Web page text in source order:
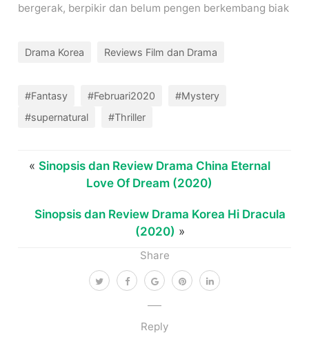
Share
Reply
bergerak, berpikir dan belum pengen berkembang biak
Drama Korea Reviews Film dan Drama
#Fantasy #Februari2020
#Mystery
#supernatural
#Thriller
« Sinopsis dan Review Drama China Eternal
Love Of Dream (2020)
Sinopsis dan Review Drama Korea Hi Dracula
(2020) »